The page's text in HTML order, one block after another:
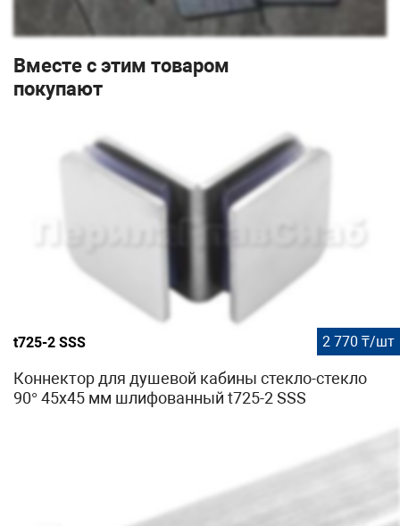
Вместе с этим товаром
покупают
t725-2 SSS 2 770 ₸/шт
Коннектор для душевой кабины стекло-стекло
90° 45х45 мм шлифованный t725-2 SSS